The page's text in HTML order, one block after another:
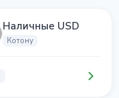
Наличные USD
Котону